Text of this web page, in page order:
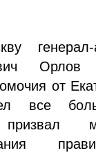
генерал-
Орлов
от
все